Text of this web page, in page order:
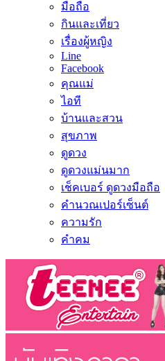
มือถือ
กินและเที่ยว
เรื่องผู้หญิง
Line
Facebook
คุณแม่
ไอที
บ้านและสวน
สุขภาพ
ดูดวง
ดูดวงแม่นมาก
เช็คเบอร์ ดูดวงมือถือ
คำนวณเปอร์เซ็นต์
ความรัก
คำคม